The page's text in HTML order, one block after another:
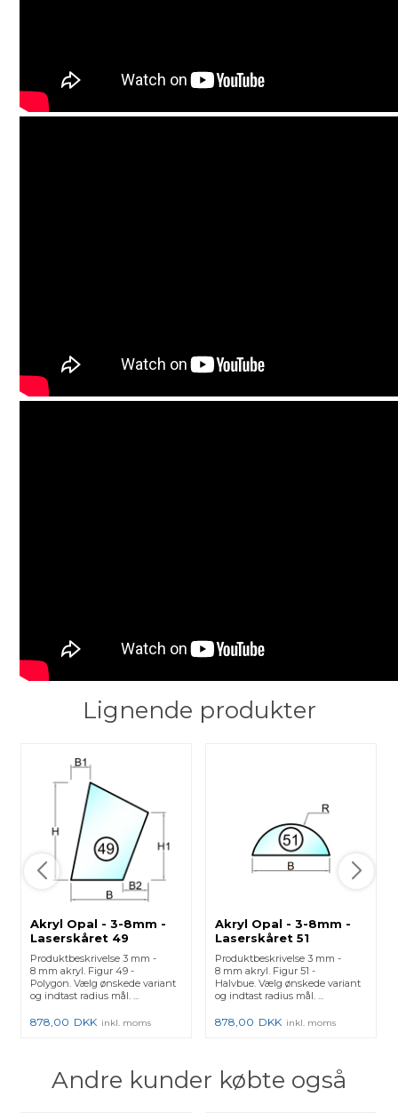
Lignende produkter
Akryl Opal - 3-8mm -
Laserskåret 49
Produktbeskrivelse 3 mm -
8 mm akryl. Figur 49 -
Polygon. Vælg ønskede variant
og indtast radius mål. ...
878,00 DKK inkl. moms
Akryl Opal - 3-8mm -
Laserskåret 51
Produktbeskrivelse 3 mm -
8 mm akryl. Figur 51 -
Halvbue. Vælg ønskede variant
og indtast radius mål. ...
878,00 DKK inkl. moms
Andre kunder købte også